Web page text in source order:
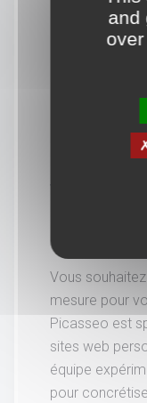
Vous
Vous
mesure pour
Picasseo est
sites web
équipe
pour
and